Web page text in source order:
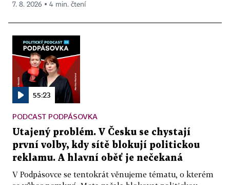
7. 8. 2026 ▪ 4 min. čtení
55:23
PODCAST PODPÁSOVKA
Utajený problém. V Česku se chystají
první volby, kdy sítě blokují politickou
reklamu. A hlavní oběť je nečekaná
V Podpásovce se tentokrát věnujeme tématu, o kterém